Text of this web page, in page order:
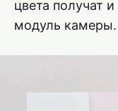
цвета получат
модуль камеры.